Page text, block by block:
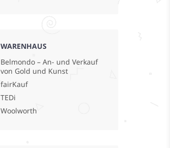
WARENHAUS
Belmondo – An- und Verkauf
von Gold und Kunst
fairKauf
TEDi
Woolworth